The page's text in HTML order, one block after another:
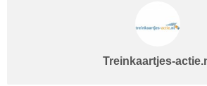
Treinkaartjes-